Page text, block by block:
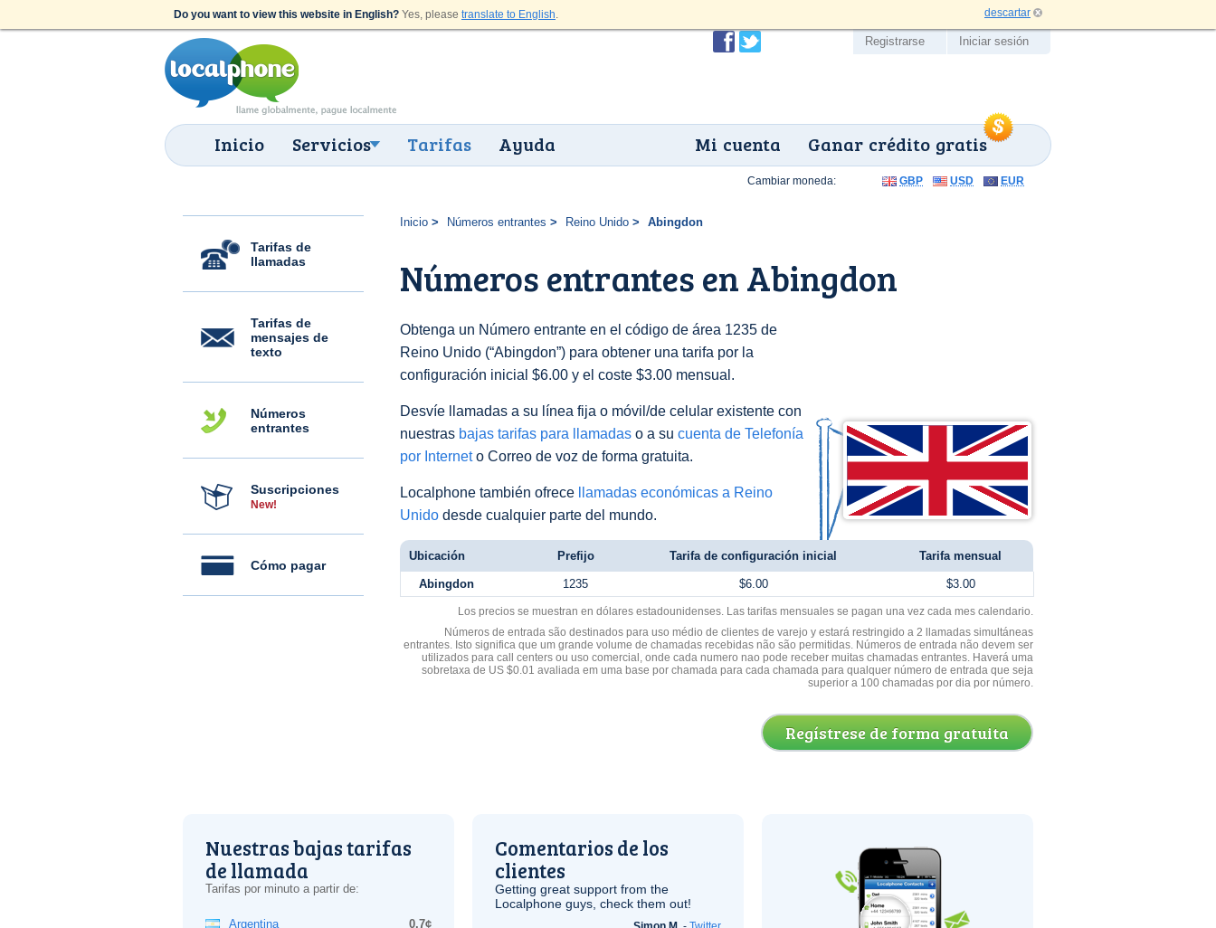
Do you want to view this website in English? Yes, please translate to English. descartar
Inicio Servicios Tarifas Ayuda Ganar crédito gratis
Mi cuenta
Registrarse Iniciar sesión
Tarifas de
llamadas
Tarifas de
mensajes de
texto
Números
entrantes
Suscripciones
New!
Cómo pagar
Inicio Números entrantes Reino Unido Abingdon
Números entrantes en Abingdon
Obtenga un Número entrante en el código de área 1235 de
Reino Unido (“Abingdon”) para obtener una tarifa por la
configuración inicial $6.00 y el coste $3.00 mensual.
Desvíe llamadas a su línea fija o móvil/de celular existente con
nuestras bajas tarifas para llamadas o a su cuenta de Telefonía
por Interneto Correo de voz de forma gratuita.
Localphone también ofrece
llamadas económicas a Reino
Unido desde cualquier parte del mundo.
Cambiar moneda: GBP USD EUR
Ubicación Prefijo Tarifa de configuración inicial Tarifa mensual
Abingdon 1235 $6.00 $3.00
Los precios se muestran en dólares estadounidenses. Las tarifas mensuales se pagan una vez cada mes calendario.
Números de entrada são destinados para uso médio de clientes de varejo y estará restringido a 2 llamadas simultáneas
entrantes. Isto significa que um grande volume de chamadas recebidas não são permitidas. Números de entrada não devem ser
utilizados para call centers ou uso comercial, onde cada numero nao pode receber muitas chamadas entrantes. Haverá uma
sobretaxa de US $0.01 avaliada em uma base por chamada para cada chamada para qualquer número de entrada que seja
superior a 100 chamadas por dia por número.
Regístrese de forma gratuita
Nuestras bajas tarifas
de llamada
Tarifas por minuto a partir de:
Argentina
0.7¢
Comentarios de los
clientes
Getting great support from the
Localphone guys, check them out!